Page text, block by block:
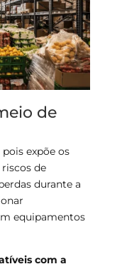
de
expõe os
de
durante a
equipamentos
com a